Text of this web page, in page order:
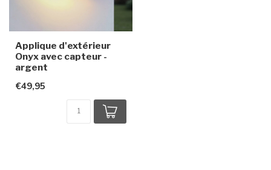
Applique d'extérieur
Onyx avec capteur -
argent
€49,95